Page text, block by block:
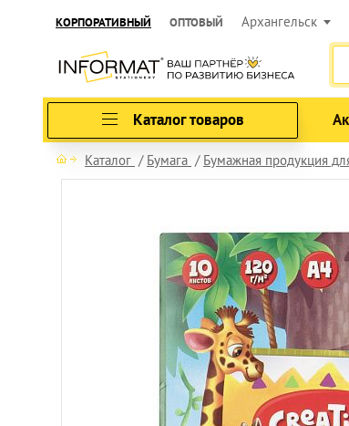
КОРПОРАТИВНЫЙ ОПТОВЫЙ Архангельск
Каталог товаров
Каталог Бумага Бумажная продукция